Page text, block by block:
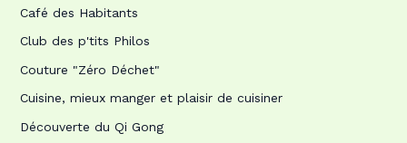
Café des Habitants
Club des p'tits Philos
Couture "Zéro Déchet"
Cuisine, mieux manger et plaisir de cuisiner
Découverte du Qi Gong